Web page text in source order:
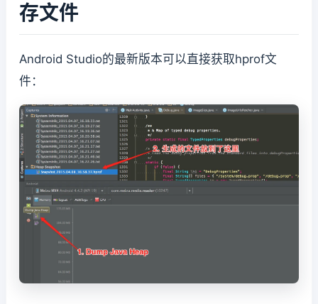
存文件
Android Studio的最新版本可以直接获取hprof文
件：